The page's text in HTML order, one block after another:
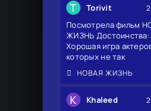
T Torivit
Посмотрела фильм
ЖИЗНЬ Достоинства:
Хорошая игра
которых не так
НОВАЯ ЖИЗНЬ
K Khaleed